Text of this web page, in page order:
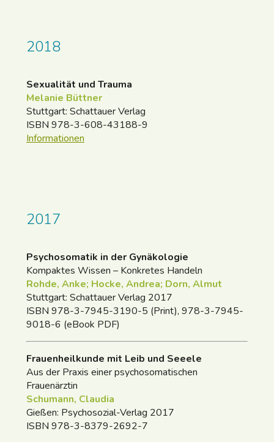
2018
Sexualität und Trauma
Melanie Büttner
Stuttgart: Schattauer Verlag
ISBN 978-3-608-43188-9
Informationen
2017
Psychosomatik in der Gynäkologie
Kompaktes Wissen – Konkretes Handeln
Rohde, Anke; Hocke, Andrea; Dorn, Almut
Stuttgart: Schattauer Verlag 2017
ISBN 978-3-7945-3190-5 (Print), 978-3-7945-
9018-6 (eBook PDF)
Frauenheilkunde mit Leib und Seeele
Aus der Praxis einer psychosomatischen
Frauenärztin
Schumann, Claudia
Gießen: Psychosozial-Verlag 2017
ISBN 978-3-8379-2692-7